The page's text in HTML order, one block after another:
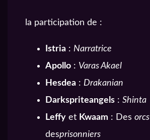
la participation de :
Istria : Narratrice
Apollo : Varas Akael
Hesdea : Drakanian
Darkspriteangels : Shinta
Leffy et Kwaam : Des orcs
desprisonniers